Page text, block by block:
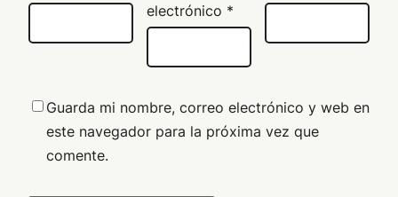
electrónico *
Guarda mi nombre, correo electrónico y web en
este navegador para la próxima vez que
comente.